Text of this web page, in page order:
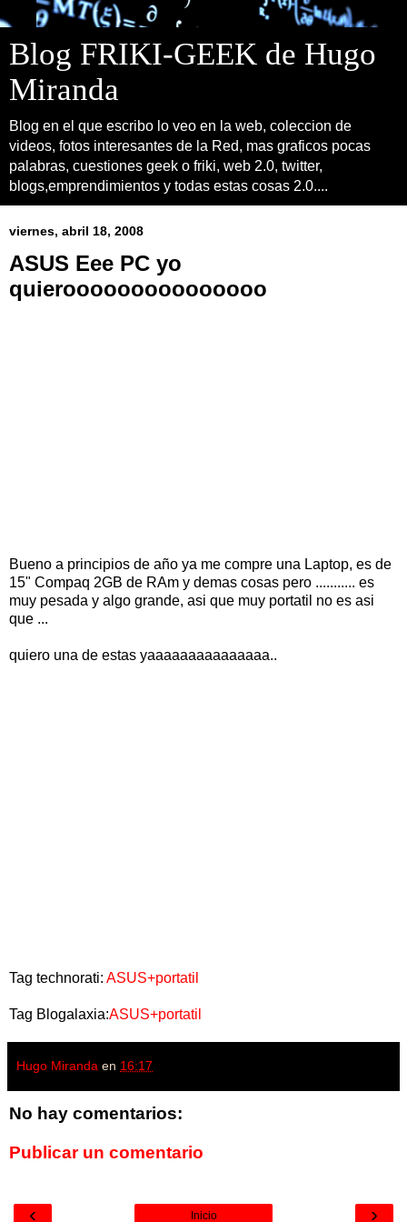
Blog FRIKI-GEEK de Hugo
Miranda
Blog en el que escribo lo veo en la web, coleccion de
videos, fotos interesantes de la Red, mas graficos pocas
palabras, cuestiones geek o friki, web 2.0, twitter,
blogs,emprendimientos y todas estas cosas 2.0....
viernes, abril 18, 2008
ASUS Eee PC yo
quierooooooooooooooo
Bueno a principios de año ya me compre una Laptop, es de
15" Compaq 2GB de RAm y demas cosas pero ........... es
muy pesada y algo grande, asi que muy portatil no es asi
que ...
quiero una de estas yaaaaaaaaaaaaaaa..
Tag technorati: ASUS+portatil
Tag Blogalaxia:ASUS+portatil
Hugo Miranda en 16:17
No hay comentarios:
Publicar un comentario
‹ ›
Inicio